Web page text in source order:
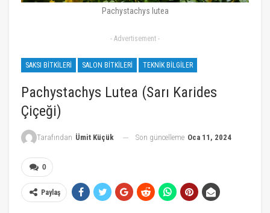
Pachystachys lutea
- Advertisement -
SAKSI BITKILERI SALON BITKILERI TEKNIK BILGILER
Pachystachys Lutea (Sarı Karides
Çiçeği)
Tarafından Ümit Küçük Son güncelleme Oca 11, 2024
0
Paylaş